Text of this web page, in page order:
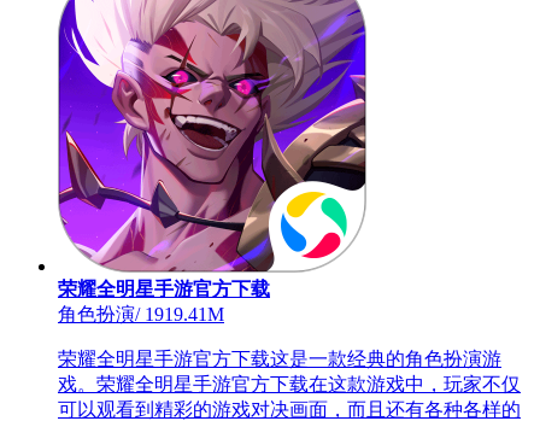
荣耀全明星手游官方下载
角色扮演/1919.41M
荣耀全明星手游官方下载这是一款经典的角色扮演游
戏。荣耀全明星手游官方下载在这款游戏中，玩家不仅
可以观看到精彩的游戏对决画面，而且还有各种各样的